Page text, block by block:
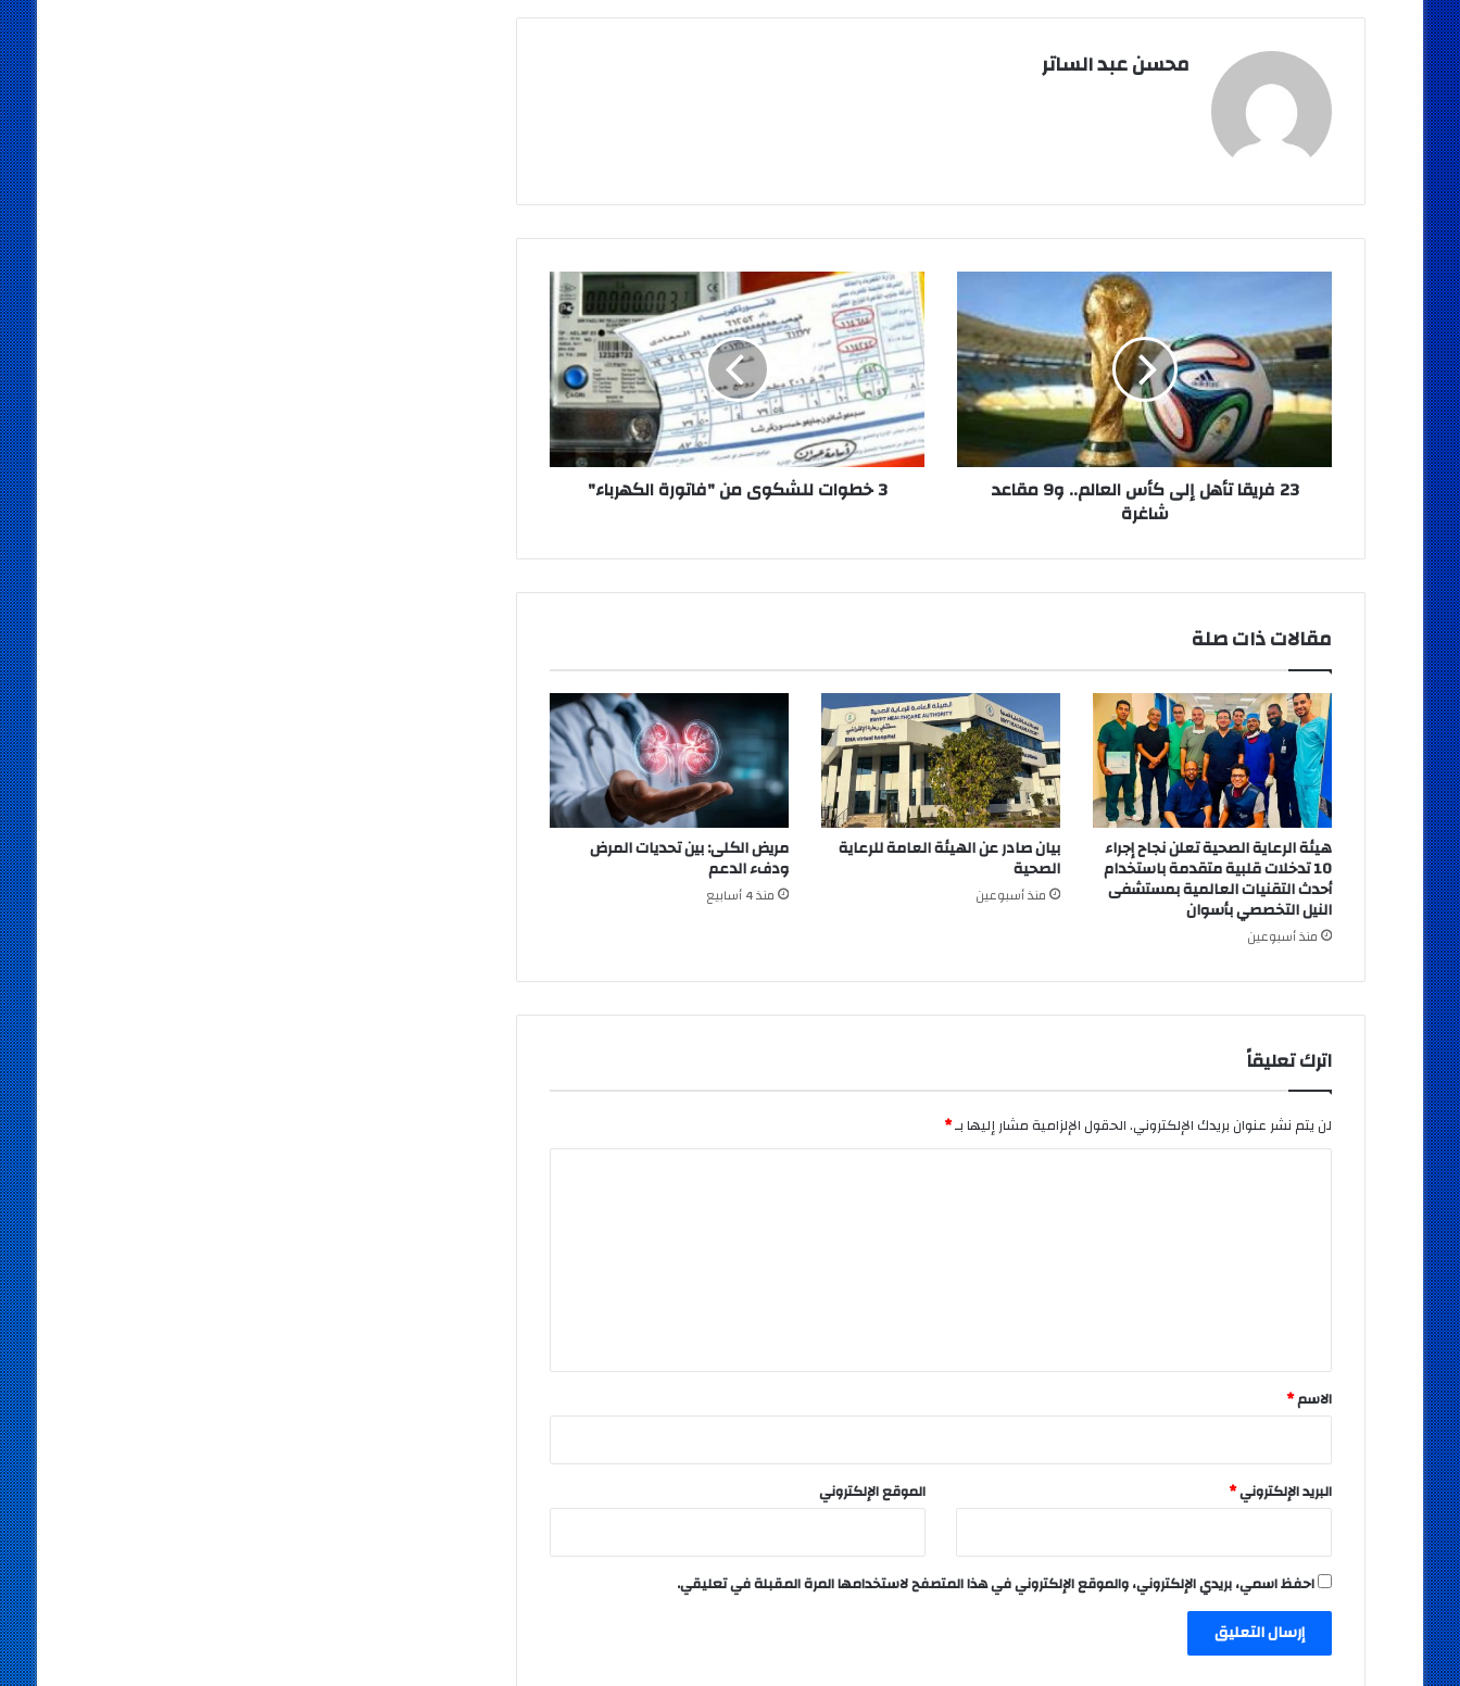
محسن عبد الساتر
تأهل
إلى
كأس
العالم..
و9
شاغرة
23 فريقا تأهل إلى كأس العالم.. و9 مقاعد
شاغرة
3
خطوات
للشكوى
من
"فاتورة
الكهرباء"
3 خطوات للشكوى من "فاتورة الكهرباء"
مقالات ذات صلة
هيئة الرعاية الصحية تعلن نجاح إجراء
10 تدخلات قلبية متقدمة باستخدام
أحدث التقنيات العالمية بمستشفى
النيل التخصصي بأسوان
منذ أسبوعين
بيان صادر عن الهيئة العامة للرعاية
الصحية
منذ أسبوعين
مريض الكلى: بين تحديات المرض
ودفء الدعم
منذ 4 أسابيع
اترك تعليقاً
لن يتم نشر عنوان بريدك الإلكتروني.الحقول الإلزامية مشار إليها بـ*
*
الاسم*
البريد الإلكتروني* الموقع الإلكتروني
احفظ اسمي، بريدي الإلكتروني، والموقع الإلكتروني في هذا المتصفح لاستخدامها المرة المقبلة في تعليقي.